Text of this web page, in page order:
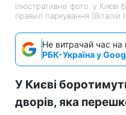
Ілюстративне фото: у
правил паркування (Віталій
Не витрачай час на
РБК-Україна у
У Києві
дворів, яка